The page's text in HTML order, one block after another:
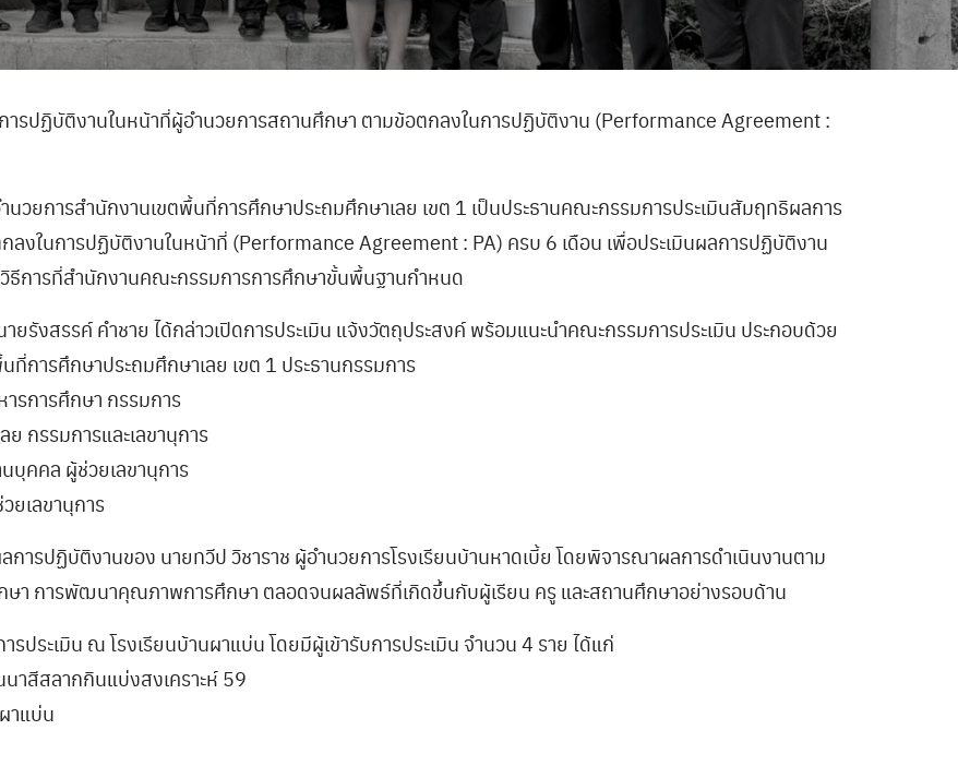
ารปฏิบัติงานในหน้าที่ผู้อำนวยการสถานศึกษา ตามข้อตกลงในการปฏิบัติงาน (Performance Agreement :
วยการสำนักงานเขตพื้นที่การศึกษาประถมศึกษาเลย เขต 1 เป็นประธานคณะกรรมการประเมินสัมฤทธิผลการ
งในการปฏิบัติงานในหน้าที่ (Performance Agreement : PA) ครบ 6 เดือน เพื่อประเมินผลการปฏิบัติงาน
ธีการที่สำนักงานคณะกรรมการการศึกษาขั้นพื้นฐานกำหนด
ยรังสรรค์ คำชาย ได้กล่าวเปิดการประเมิน แจ้งวัตถุประสงค์ พร้อมแนะนำคณะกรรมการประเมิน ประกอบด้วย
การศึกษาประถมศึกษาเลย เขต 1 ประธานกรรมการ
การศึกษา กรรมการ
กรรมการและเลขานุการ
บุคคล ผู้ช่วยเลขานุการ
เลขานุการ
ารปฏิบัติงานของ นายทวีป วิชาราช ผู้อำนวยการโรงเรียนบ้านหาดเบี้ย โดยพิจารณาผลการดำเนินงานตาม
ษา การพัฒนาคุณภาพการศึกษา ตลอดจนผลลัพธ์ที่เกิดขึ้นกับผู้เรียน ครู และสถานศึกษาอย่างรอบด้าน
ประเมิน ณ โรงเรียนบ้านผาแบ่น โดยมีผู้เข้ารับการประเมิน จำนวน 4 ราย ได้แก่
าสีสลากกินแบ่งสงเคราะห์ 59
าแบ่น